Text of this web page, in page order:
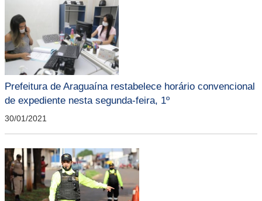
Prefeitura de Araguaína restabelece horário convencional
de expediente nesta segunda-feira, 1º
30/01/2021